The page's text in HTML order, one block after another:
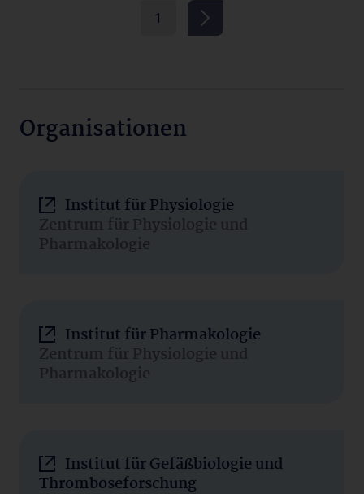
1
Organisationen
Institut für Physiologie
Zentrum für Physiologie und
Pharmakologie
Institut für Pharmakologie
Zentrum für Physiologie und
Pharmakologie
Institut für Gefäßbiologie und
Thromboseforschung